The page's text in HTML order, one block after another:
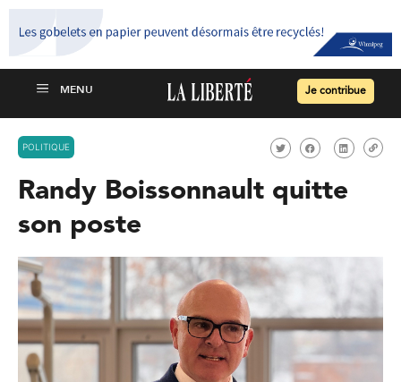
Je contribue
POLITIQUE
Randy Boissonnault quitte
son poste